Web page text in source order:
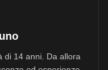
di 14 anni. Da allora